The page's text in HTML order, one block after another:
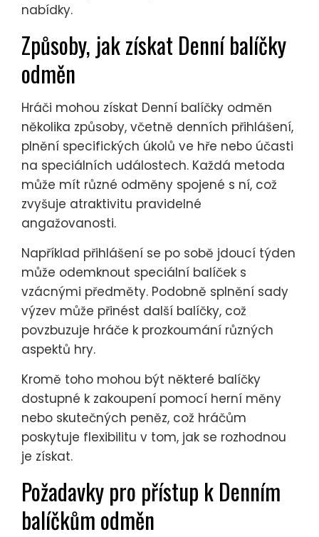
nabídky.
Způsoby, jak získat Denní balíčky
odměn
Hráči mohou získat Denní balíčky odměn
několika způsoby, včetně denních přihlášení,
plnění specifických úkolů ve hře nebo účasti
na speciálních událostech. Každá metoda
může mít různé odměny spojené s ní, což
zvyšuje atraktivitu pravidelné
angažovanosti.
Například přihlášení se po sobě jdoucí týden
může odemknout speciální balíček s
vzácnými předměty. Podobně splnění sady
výzev může přinést další balíčky, což
povzbuzuje hráče k prozkoumání různých
aspektů hry.
Kromě toho mohou být některé balíčky
dostupné k zakoupení pomocí herní měny
nebo skutečných peněz, což hráčům
poskytuje flexibilitu v tom, jak se rozhodnou
je získat.
Požadavky pro přístup k Denním
balíčkům odměn